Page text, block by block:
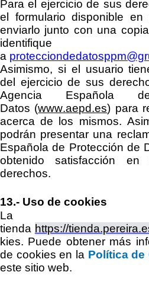
Para el ejerciciode sus
el formulario disponible
enviarlo junto con una
identifique
a
Asimismo, si el usuario
del ejercicio de sus
Agencia Española
Datos (www.aepd.es) para
acerca de los mismos.
podrán presentar una
Española de Protección de
obtenido satisfacción
derechos.
13.- Uso de cookies
La
tienda https://
kies. Puede obtener más
de cookies en la Política de
este sitio web.